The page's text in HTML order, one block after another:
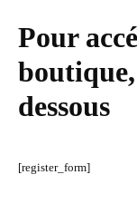
Pour
dessous
[register_form]